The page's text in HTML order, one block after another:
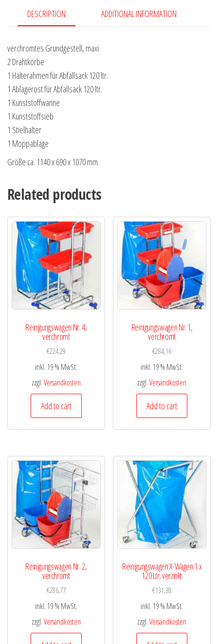
DESCRIPTION ADDITIONAL INFORMATION
verchromtes Grundgestell, maxi
2 Drahtkörbe
1 Halterahmen für Abfallsack 120 ltr.
1 Ablagerost für Abfallsack 120 ltr.
1 Kunststoffwanne
1 Kunststoffsieb
1 Stielhalter
1 Moppablage
Größe ca. 1140 x 690 x 1070 mm
Related products
Reinigungswagen Nr. 4,
verchromt
€224,29
inkl. 19 % MwSt.
zzgl.Versandkosten
Add to cart
Reinigungswagen Nr. 1,
verchromt
€284,16
inkl. 19 % MwSt.
zzgl.Versandkosten
Add to cart
Reinigungswagen Nr. 2,
verchromt
€286,77
inkl. 19 % MwSt.
zzgl.Versandkosten
Reinigungswagen X-Wagen 1 x
120 Ltr. verzinkt
€131,38
inkl. 19 % MwSt.
zzgl.Versandkosten